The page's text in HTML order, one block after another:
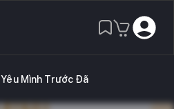
Yêu Mình Trước Đã